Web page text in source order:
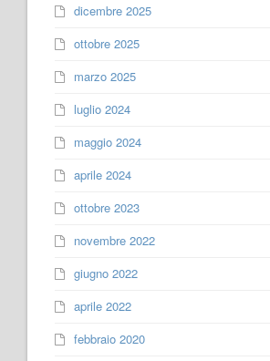
dicembre 2025
ottobre 2025
marzo 2025
luglio 2024
maggio 2024
aprile 2024
ottobre 2023
novembre 2022
giugno 2022
aprile 2022
febbraio 2020